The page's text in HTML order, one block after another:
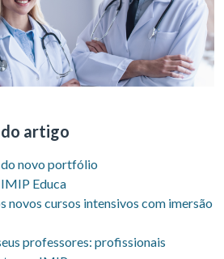
artigo
do novo portfólio
Educa
novos cursos intensivos com imersão
professores: profissionais